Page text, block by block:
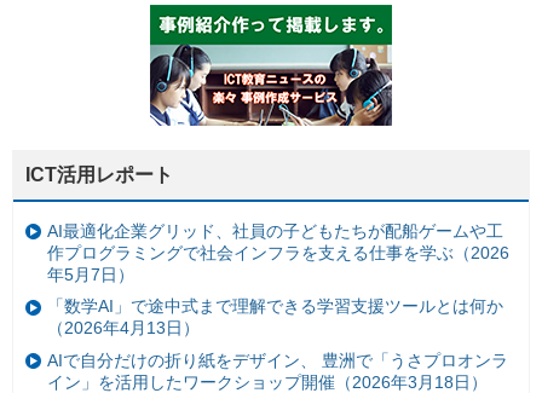
ICT活用レポート
AI最適化企業グリッド、社員の子どもたちが配船ゲームや工
作プログラミングで社会インフラを支える仕事を学ぶ（2026
年5月7日）
「数学AI」で途中式まで理解できる学習支援ツールとは何か
（2026年4月13日）
AIで自分だけの折り紙をデザイン、 豊洲で「うさプロオンラ
イン」を活用したワークショップ開催（2026年3月18日）